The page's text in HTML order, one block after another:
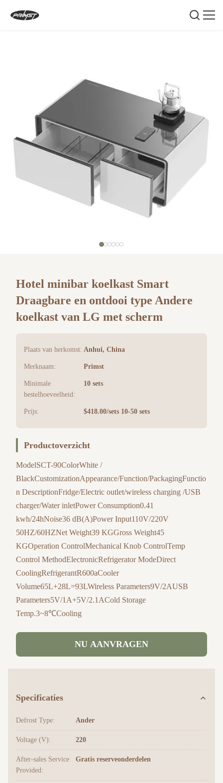
Hotel minibar koelkast Smart
Draagbare en ontdooi type Andere
koelkast van LG met scherm
Plaats van herkomst: Anhui, China
Merknaam: Primst
Minimale
bestelhoeveelheid:
10 sets
Prijs: $418.00/sets 10-50 sets
Productoverzicht
ModelSCT-90ColorWhite /
BlackCustomizationAppearance/Function/PackagingFunctio
n DescriptionFridge/Electric outlet/wireless charging /USB
charger/Water inletPower Consumption0.41
kwh/24hNoise36 dB(A)Power Input110V/220V
50HZ/60HZNet Weight39 KGGross Weight45
KGOperation ControlMechanical Knob ControlTemp
Control MethodElectronicRefrigerator ModeDirect
CoolingRefrigerantR600aCooler
Volume65L+28L=93LWireless Parameters9V/2AUSB
Parameters5V/1A+5V/2.1ACold Storage
Temp.3~8℃Cooling
NU AANVRAGEN
Specificaties
Defrost Type: Ander
Voltage (V): 220
After-sales Service
Provided:
Gratis reserveonderdelen